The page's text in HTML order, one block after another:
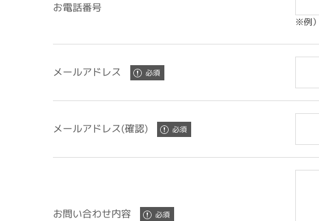
お電話番号
※例
メールアドレス
メールアドレス(確認)
お問い合わせ内容